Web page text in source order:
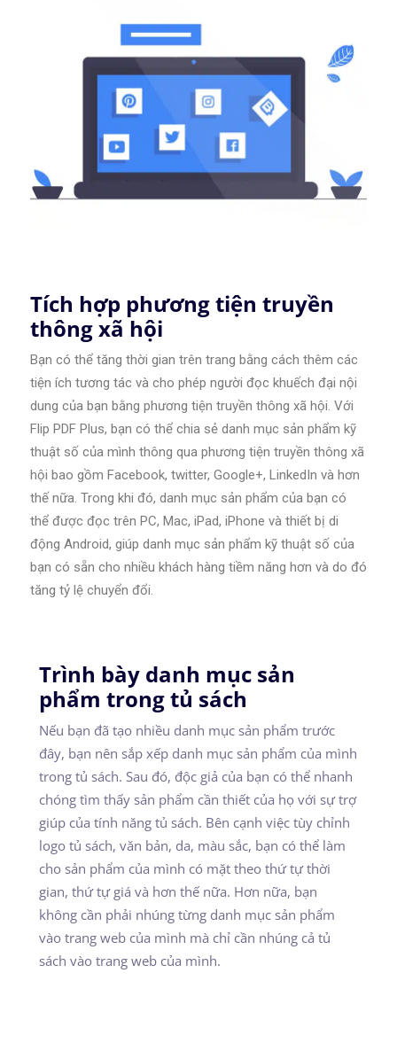
Tích hợp phương tiện truyền
thông xã hội
Bạn có thể tăng thời gian trên trang bằng cách thêm các
tiện ích tương tác và cho phép người đọc khuếch đại nội
dung của bạn bằng phương tiện truyền thông xã hội. Với
Flip PDF Plus, bạn có thể chia sẻ danh mục sản phẩm kỹ
thuật số của mình thông qua phương tiện truyền thông xã
hội bao gồm Facebook, twitter, Google+, LinkedIn và hơn
thế nữa. Trong khi đó, danh mục sản phẩm của bạn có
thể được đọc trên PC, Mac, iPad, iPhone và thiết bị di
động Android, giúp danh mục sản phẩm kỹ thuật số của
bạn có sẵn cho nhiều khách hàng tiềm năng hơn và do đó
tăng tỷ lệ chuyển đổi.
Trình bày danh mục sản
phẩm trong tủ sách
Nếu bạn đã tạo nhiều danh mục sản phẩm trước
đây, bạn nên sắp xếp danh mục sản phẩm của mình
trong tủ sách. Sau đó, độc giả của bạn có thể nhanh
chóng tìm thấy sản phẩm cần thiết của họ với sự trợ
giúp của tính năng tủ sách. Bên cạnh việc tùy chỉnh
logo tủ sách, văn bản, da, màu sắc, bạn có thể làm
cho sản phẩm của mình có mặt theo thứ tự thời
gian, thứ tự giá và hơn thế nữa. Hơn nữa, bạn
không cần phải nhúng từng danh mục sản phẩm
vào trang web của mình mà chỉ cần nhúng cả tủ
sách vào trang web của mình.